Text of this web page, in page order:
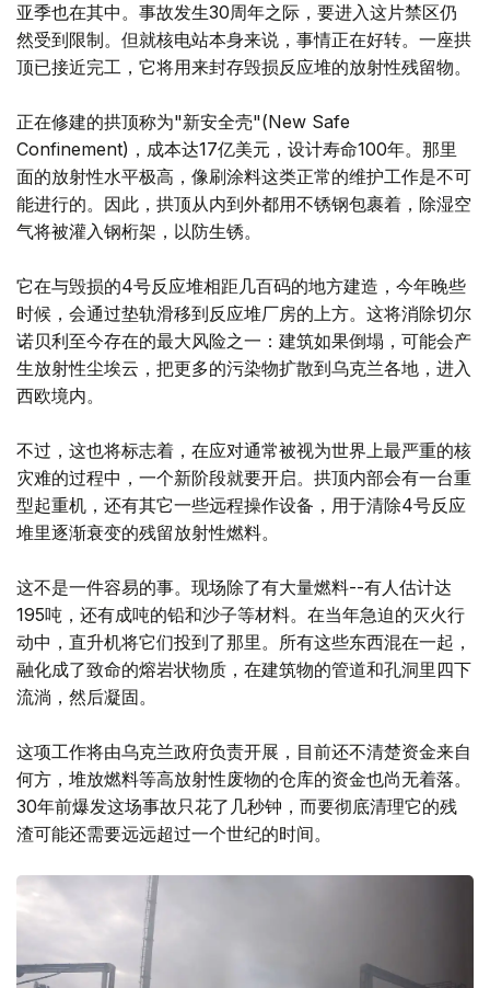
亚季也在其中。事故发生30周年之际，要进入这片禁区仍
然受到限制。但就核电站本身来说，事情正在好转。一座拱
顶已接近完工，它将用来封存毁损反应堆的放射性残留物。
正在修建的拱顶称为"新安全壳"(New Safe
Confinement)，成本达17亿美元，设计寿命100年。那里
面的放射性水平极高，像刷涂料这类正常的维护工作是不可
能进行的。因此，拱顶从内到外都用不锈钢包裹着，除湿空
气将被灌入钢桁架，以防生锈。
它在与毁损的4号反应堆相距几百码的地方建造，今年晚些
时候，会通过垫轨滑移到反应堆厂房的上方。这将消除切尔
诺贝利至今存在的最大风险之一：建筑如果倒塌，可能会产
生放射性尘埃云，把更多的污染物扩散到乌克兰各地，进入
西欧境内。
不过，这也将标志着，在应对通常被视为世界上最严重的核
灾难的过程中，一个新阶段就要开启。拱顶内部会有一台重
型起重机，还有其它一些远程操作设备，用于清除4号反应
堆里逐渐衰变的残留放射性燃料。
这不是一件容易的事。现场除了有大量燃料--有人估计达
195吨，还有成吨的铅和沙子等材料。在当年急迫的灭火行
动中，直升机将它们投到了那里。所有这些东西混在一起，
融化成了致命的熔岩状物质，在建筑物的管道和孔洞里四下
流淌，然后凝固。
这项工作将由乌克兰政府负责开展，目前还不清楚资金来自
何方，堆放燃料等高放射性废物的仓库的资金也尚无着落。
30年前爆发这场事故只花了几秒钟，而要彻底清理它的残
渣可能还需要远远超过一个世纪的时间。